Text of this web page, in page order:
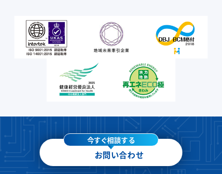
今すぐ相談する
お問い合わせ